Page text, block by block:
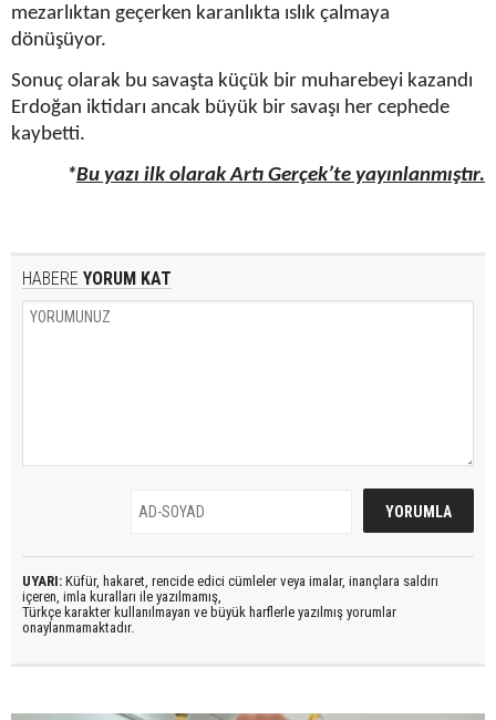
mezarlıktan geçerken karanlıkta ıslık çalmaya
dönüşüyor.
Sonuç olarak bu savaşta küçük bir muharebeyi kazandı
Erdoğan iktidarı ancak büyük bir savaşı her cephede
kaybetti.
*Bu yazı ilk olarak Artı Gerçek’te yayınlanmıştır.
HABERE YORUM KAT
UYARI: Küfür, hakaret, rencide edici cümleler veya imalar, inançlara saldırı
içeren, imla kuralları ile yazılmamış,
Türkçe karakter kullanılmayan ve büyük harflerle yazılmış yorumlar
onaylanmamaktadır.